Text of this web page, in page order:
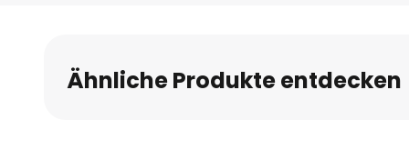
Bildgalerie
springen
Ähnliche Produkte entdecken